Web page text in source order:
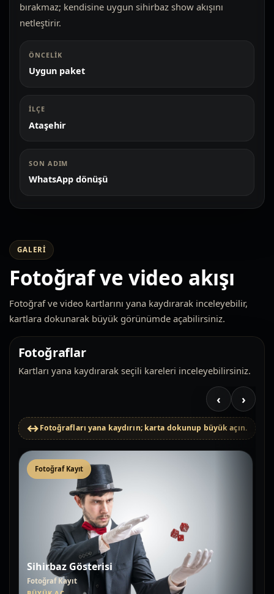
bırakmaz; kendisine uygun sihirbaz show akışını
netleştirir.
ÖNCELIK
Uygun paket
İLÇE
Ataşehir
SON ADIM
WhatsApp dönüşü
GALERI
Fotoğraf ve video akışı
Fotoğraf ve video kartlarını yana kaydırarak inceleyebilir,
kartlara dokunarak büyük görünümde açabilirsiniz.
Fotoğraflar
Kartları yana kaydırarak seçili kareleri inceleyebilirsiniz.
‹ ›
Fotoğrafları yana kaydırın; karta dokunup büyük açın.
Fotoğraf Kayıt
Sihirbaz Gösterisi
Fotoğraf Kayıt